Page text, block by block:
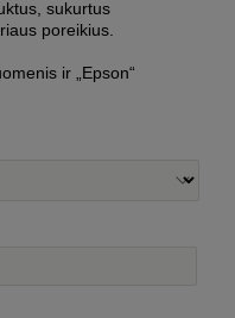
sukurtus
poreikius.
ir „Epson“